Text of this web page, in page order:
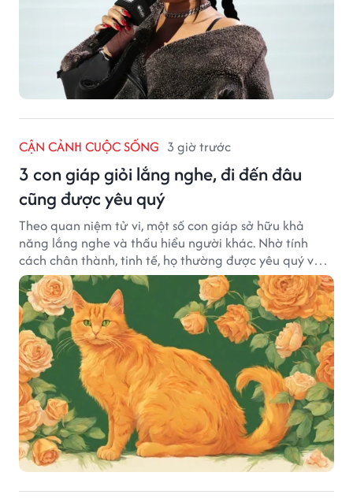
CẬN CẢNH CUỘC SỐNG 3 giờ trước
3 con giáp giỏi lắng nghe, đi đến đâu
cũng được yêu quý
Theo quan niệm tử vi, một số con giáp sở hữu khả
năng lắng nghe và thấu hiểu người khác. Nhờ tính
cách chân thành, tinh tế, họ thường được yêu quý và
tạo dựng nhiều mối quan hệ tốt đẹp.